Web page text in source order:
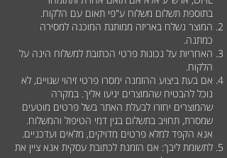
בתוספת תשלום משלוח ע"פי תאום עם הלקוח.
המוצר נשלח באריזה ממותגת המוכנה למסירה
כמתנה.
האחריות על נכונות פרטי הכתובת למשלוח הינה על
הלקוח.
אם בעת ביצוע ההזמנה ימסרו פרטי זיהוי שגויים, לא
נוכל להבטיח שהמוצרים יגיעו אליך. במקרה
שהמוצרים יחזרו לבעלת האתר בשל פרטים מוטעים
שמסרת, תחויב בתשלום בגין דמי הטיפול והמשלוח.
אנא הקפד למלא פרטים מדויקים, מלאים ועדכניים.
לתשומת ליבך: אם הזמנת לכתובת עסקית אנא ציין את